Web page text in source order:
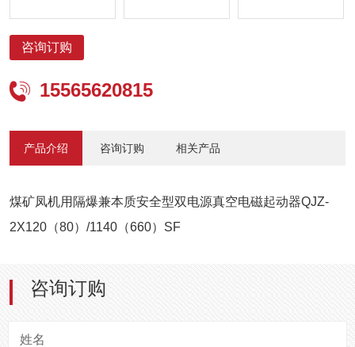
咨询订购
 15565620815
产品介绍 咨询订购 相关产品
煤矿凤机用隔爆兼本质安全型双电源真空电磁起动器QJZ-
2X120（80）/1140（660）SF
咨询订购
姓名